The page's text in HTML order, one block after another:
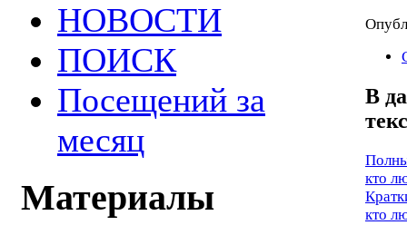
НОВОСТИ
ПОИСК
Посещений за
месяц
Материалы
В
кто
кто